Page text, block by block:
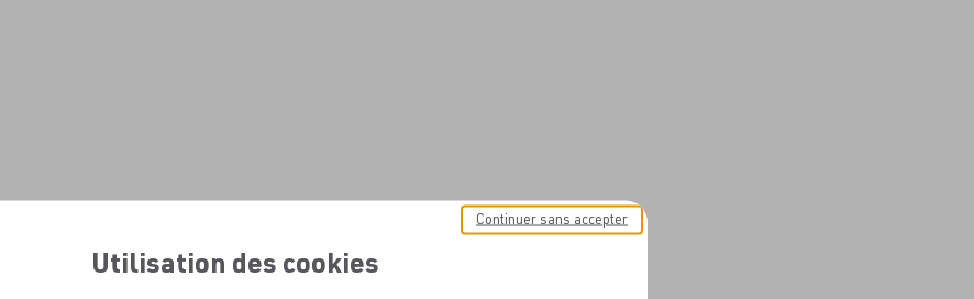
Utilisation des cookies
Continuer sans accepter